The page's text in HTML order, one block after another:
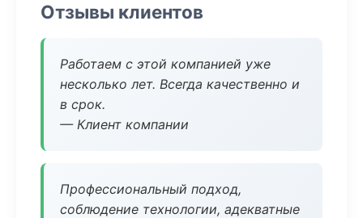
Отзывы клиентов
Работаем с этой компанией уже
несколько лет. Всегда качественно и
в срок.
— Клиент компании
Профессиональный подход,
соблюдение технологии, адекватные